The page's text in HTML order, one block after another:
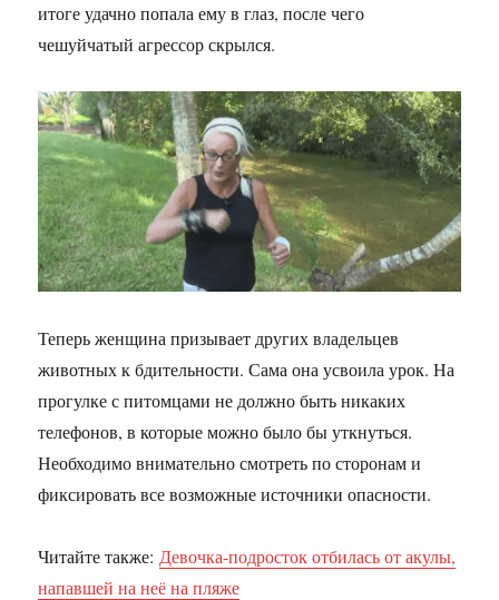
итоге удачно попала ему в глаз, после чего
чешуйчатый агрессор скрылся.
Теперь женщина призывает других владельцев
животных к бдительности. Сама она усвоила урок. На
прогулке с питомцами не должно быть никаких
телефонов, в которые можно было бы уткнуться.
Необходимо внимательно смотреть по сторонам и
фиксировать все возможные источники опасности.
Читайте также: Девочка-подросток отбилась от акулы,
напавшей на неё на пляже